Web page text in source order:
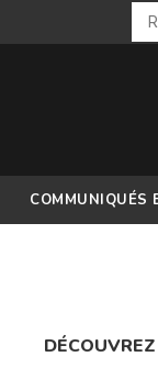
COMMUNIQUÉS